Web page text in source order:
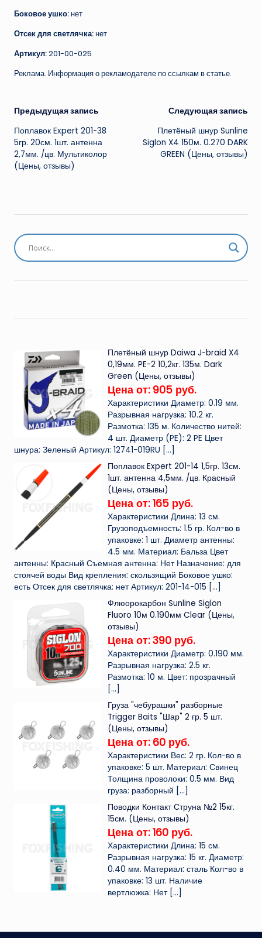
Боковое ушко:нет
Отсек для светлячка:нет
Артикул:201-00-025
Реклама. Информация о рекламодателе по ссылкам в статье.
Навигация
записи
Предыдущая запись
Поплавок Expert 201-38
5гр. 20см. 1шт. антенна
2,7мм. /цв. Мультиколор
(Цены, отзывы)
Следующая запись
Плетёный шнур Sunline
Siglon X4 150м. 0.270 DARK
GREEN (Цены, отзывы)
Плетёный шнур Daiwa J-braid X4
0,19мм. PE-2 10,2кг. 135м. Dark
Green (Цены, отзывы)
Цена от: 905 руб.
Характеристики Диаметр: 0.19 мм.
Разрывная нагрузка: 10.2 кг.
Размотка: 135 м. Количество нитей:
4 шт. Диаметр (PE): 2 PE Цвет
шнура: Зеленый Артикул: 12741-019RU […]
Поплавок Expert 201-14 1,5гр. 13см.
1шт. антенна 4,5мм. /цв. Красный
(Цены, отзывы)
Цена от: 165 руб.
Характеристики Длина: 13 см.
Грузоподъемность: 1.5 гр. Кол-во в
упаковке: 1 шт. Диаметр антенны:
4.5 мм. Материал: Бальза Цвет
антенны: Красный Съемная антенна: Нет Назначение: для
стоячей воды Вид крепления: скользящий Боковое ушко:
есть Отсек для светлячка: нет Артикул: 201-14-015 […]
Флюорокарбон Sunline Siglon
Fluoro 10м 0.190мм Clear (Цены,
отзывы)
Цена от: 390 руб.
Характеристики Диаметр: 0.190 мм.
Разрывная нагрузка: 2.5 кг.
Размотка: 10 м. Цвет: прозрачный
[…]
Груза "чебурашки" разборные
Trigger Baits "Шар" 2 гр. 5 шт.
(Цены, отзывы)
Цена от: 60 руб.
Характеристики Вес: 2 гр. Кол-во в
упаковке: 5 шт. Материал: Свинец
Толщина проволоки: 0.5 мм. Вид
груза: разборный […]
Поводки Контакт Струна №2 15кг.
15см. (Цены, отзывы)
Цена от: 160 руб.
Характеристики Длина: 15 см.
Разрывная нагрузка: 15 кг. Диаметр:
0.40 мм. Материал: сталь Кол-во в
упаковке: 13 шт. Наличие
вертлюжка: Нет[…]